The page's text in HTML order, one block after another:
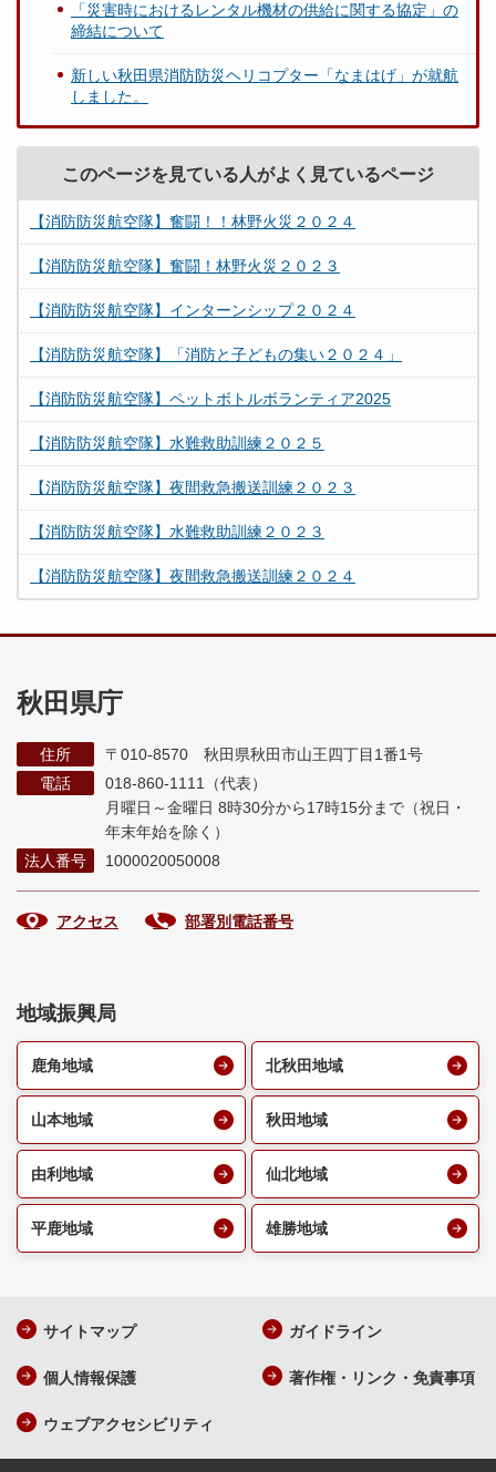
「災害時におけるレンタル機材の供給に関する協定」の
締結について
新しい秋田県消防防災ヘリコプター「なまはげ」が就航
しました。
このページを見ている人がよく見ているページ
【消防防災航空隊】奮闘！！林野火災２０２４
【消防防災航空隊】奮闘！林野火災２０２３
【消防防災航空隊】インターンシップ２０２４
【消防防災航空隊】「消防と子どもの集い２０２４」
【消防防災航空隊】ペットボトルボランティア2025
【消防防災航空隊】水難救助訓練２０２５
【消防防災航空隊】夜間救急搬送訓練２０２３
【消防防災航空隊】水難救助訓練２０２３
【消防防災航空隊】夜間救急搬送訓練２０２４
秋田県庁
住所
〒010-8570 秋田県秋田市山王四丁目1番1号
電話
018-860-1111（代表）
月曜日～金曜日 8時30分から17時15分まで （祝日・
年末年始を除く）
法人番号
1000020050008
アクセス 部署別電話番号
地域振興局
鹿角地域 北秋田地域
山本地域 秋田地域
由利地域 仙北地域
平鹿地域 雄勝地域
サイトマップ ガイドライン
個人情報保護 著作権・リンク・免責事項
ウェブアクセシビリティ